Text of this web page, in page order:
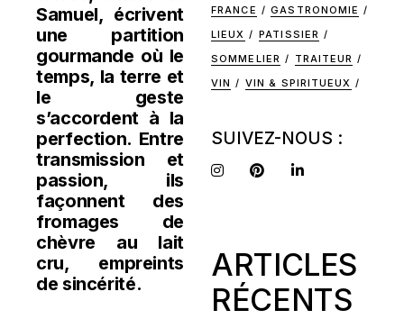
Samuel, écrivent
une partition
gourmande où le
temps, la terre et
le geste
s’accordent à la
perfection. Entre
transmission et
passion, ils
façonnent des
fromages de
chèvre au lait
cru, empreints
de sincérité.
FRANCE
GASTRONOMIE
LIEUX
PATISSIER
SOMMELIER
TRAITEUR
VIN
VIN & SPIRITUEUX
SUIVEZ-NOUS :
ARTICLES
RÉCENTS